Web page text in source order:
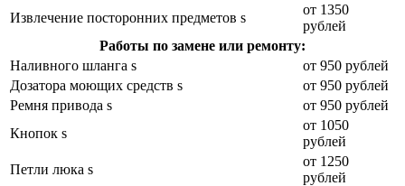
Извлечение посторонних предметов s
от 1350
рублей
Работы по замене или ремонту:
Наливного шланга s
от 950 рублей
Дозатора моющих средств s
от 950 рублей
Ремня привода s
от 950 рублей
Кнопок s
от 1050
рублей
Петли люка s
от 1250
рублей